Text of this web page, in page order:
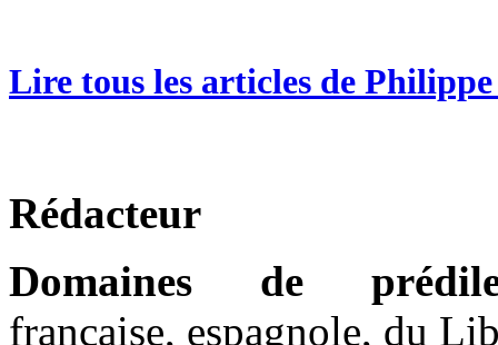
Lire tous les articles de
Rédacteur
Domaines de
française, espagnole, du